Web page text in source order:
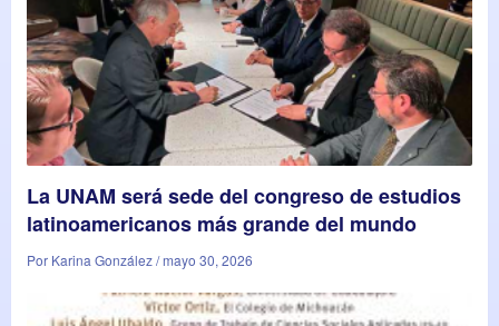
La UNAM será sede del congreso de estudios
latinoamericanos más grande del mundo
Por Karina González / mayo 30, 2026